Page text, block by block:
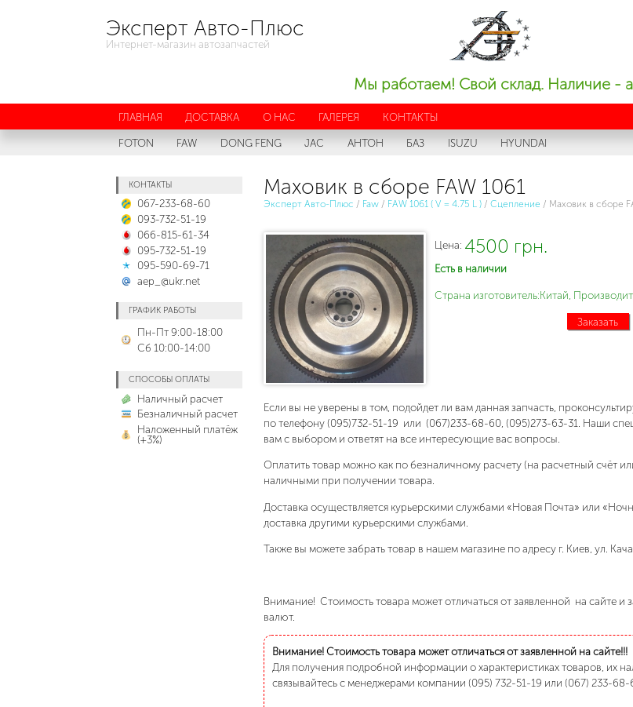
Эксперт Авто-Плюс
Интернет-магазин автозапчастей
Мы работаем! Свой склад. Наличие -
ГЛАВНАЯ ДОСТАВКА О НАС ГАЛЕРЕЯ КОНТАКТЫ
FOTON
FAW DONG FENG JAC АНТОН БАЗ ISUZU HYUNDAI
КОНТАКТЫ
067-233-68-60
093-732-51-19
066-815-61-34
095-732-51-19
095-590-69-71
aep_@ukr.net
ГРАФИК РАБОТЫ
Пн-Пт 9:00-18:00
Сб 10:00-14:00
СПОСОБЫ ОПЛАТЫ
Наличный расчет
Безналичный расчет
Наложенный платёж
(+3%)
Маховик в сборе FAW 1061
Эксперт Авто-Плюс / Faw/ FAW 1061 ( V = 4.75 L )/ Сцепление / Маховик в сборе
Цена: 4500 грн.
Есть в наличии
Страна изготовитель:Китай,
Заказать
Если вы не уверены в том, подойдет ли вам данная запчасть,
по телефону (095)732-51-19 или (067)233-68-60, (095)273-63-31. Наши
вам с выбором и ответят на все интересующие вас вопросы.
Оплатить товар можно как по безналичному расчету (на расчетный счёт
наличными при получении товара.
Доставка осуществляется курьерскими службами «Новая Почта» или
доставка другими курьерскими службами.
Также вы можете забрать товар в нашем магазине по адресу г. Киев, ул.
Внимание! Стоимость товара может отличаться от заявленной на сайте и
валют.
Внимание! Стоимость товара может отличаться от заявленной на сайте!!!
Для получения подробной информации о характеристиках товаров, их
связывайтесь с менеджерами компании (095) 732-51-19 или (067) 233-68-